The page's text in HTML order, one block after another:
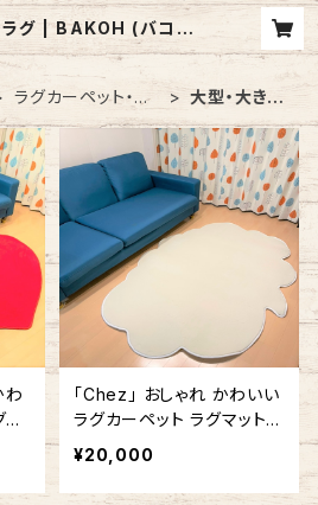
ラグ | BAKOH (バコー)
カーペット・ラグのお店
ラグカーペット・ラ
グマット
大型・大きめ
ラグ
わ
「Chez」 おしゃれ かわいい
ラグカーペット ラグマット
ふきだし型 雲形 140cm x
180cm ホワイト
¥20,000